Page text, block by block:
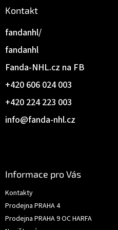
Kontakt
info@fanda-nhl.cz
+420 224 223 003
+420 606 024 003
Fanda-NHL.cz na FB
fandanhl
fandanhl/
Informace pro Vás
Kontakty
Prodejna PRAHA 4
Prodejna PRAHA 9 OC HARFA